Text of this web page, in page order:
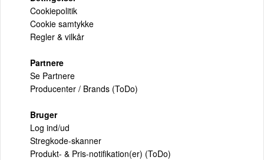
Cookiepolitik
Cookie samtykke
Regler & vilkår
Partnere
Se Partnere
Producenter / Brands (ToDo)
Bruger
Log ind/ud
Stregkode-skanner
Produkt- & Pris-notifikation(er) (ToDo)